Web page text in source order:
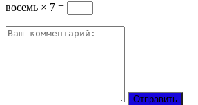
восемь × 7 =